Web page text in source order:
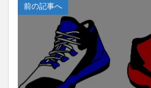
前の記事へ